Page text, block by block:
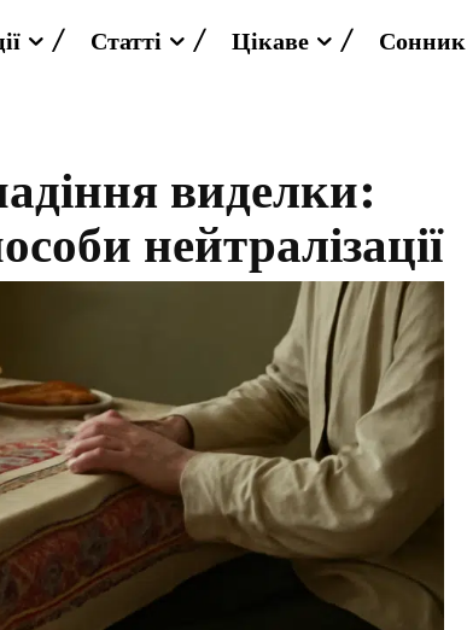
Статті Цікаве Сонник
виделки:
нейтралізації